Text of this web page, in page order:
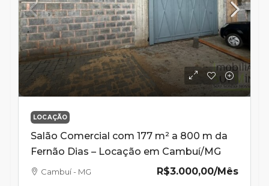
LOCAÇÃO
Salão Comercial com 177 m² a 800 m da
Fernão Dias – Locação em Cambuí/MG
R$3.000,00/Mês
Cambuí - MG